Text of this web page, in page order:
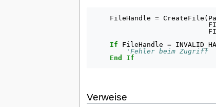
FileHandle = CreateFile (
If
FileHandle =
'Fehler beim Zugriff
End
If
Verweise